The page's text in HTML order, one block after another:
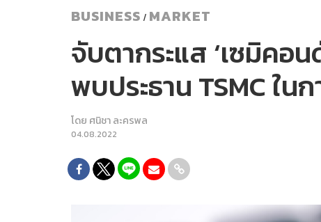
BUSINESS / MARKET
จับตากระแส ‘เซมิคอ
พบประธาน TSMC ใน
โดย ศนิชา ละครพล
04.08.2022